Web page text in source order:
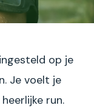
op je
Je voelt je
run.